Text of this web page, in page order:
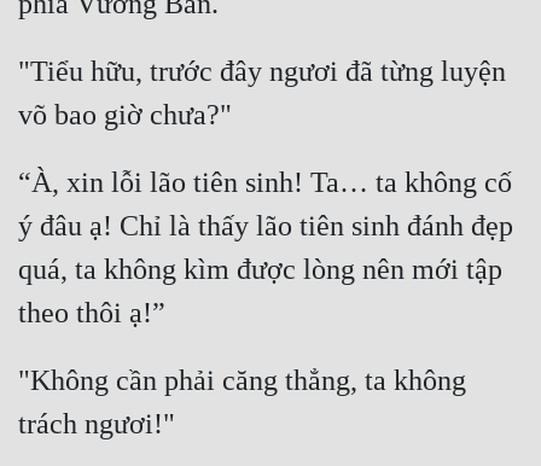
Võng Du
Xuyên Nhanh
Xuyên Thư
Điền Văn
Đông Phương Huyền Huyễn
"Tiểu hữu, trước đây ngươi đã từng luyện
“À, xin lỗi lão tiên sinh! Ta… ta không cố
ý đâu ạ! Chỉ là thấy lão tiên sinh đánh đẹp
quá, ta không kìm được lòng nên mới tập
"Không cần phải căng thẳng, ta không